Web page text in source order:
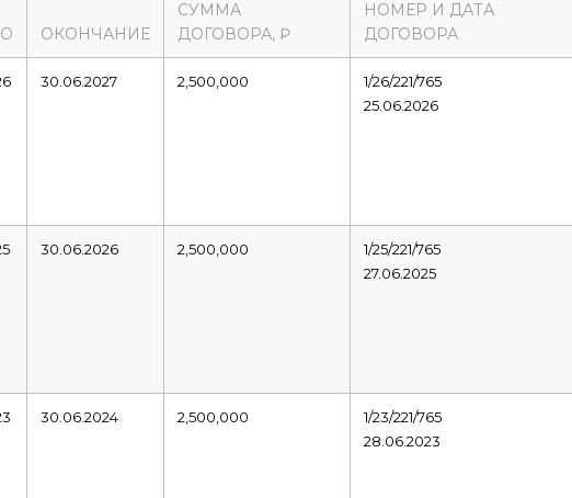
ОКОНЧАНИЕ
СУММА
ДОГОВОРА, ₽
НОМЕР И ДАТА
ДОГОВОРА
30.06.2027 2,500,000
1/26/221/765
25.06.2026
30.06.2026 2,500,000
1/25/221/765
27.06.2025
30.06.2024 2,500,000
1/23/221/765
28.06.2023